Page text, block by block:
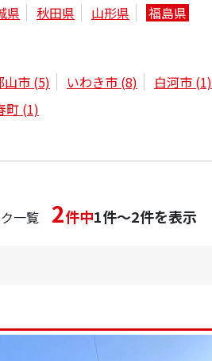
県 秋田県 山形県 福島県
山市 (5) いわき市 (8) 白河市 (1)
町 (1)
一覧 2件中1件～2件を表示